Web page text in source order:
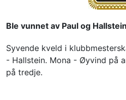
Ble vunnet av Paul og Hallstein
Syvende kveld i
- Hallstein. Mona - Øyvind på
på tredje.